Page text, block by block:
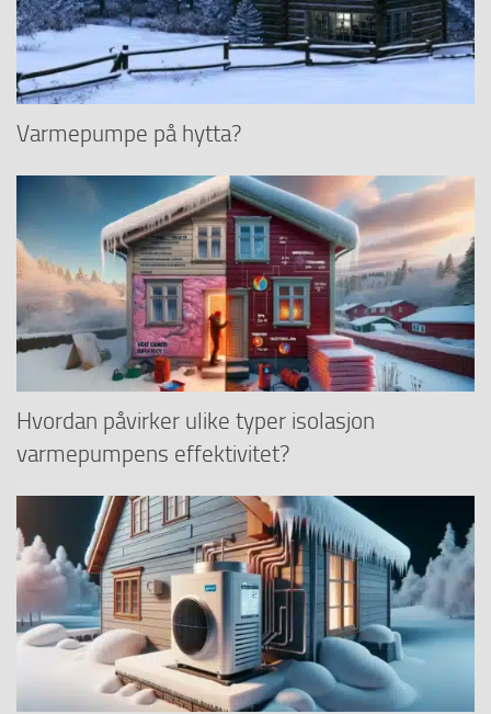
Varmepumpe på hytta?
Hvordan påvirker ulike typer isolasjon
varmepumpens effektivitet?